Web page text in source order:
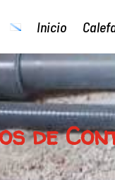
Inicio
Inicio
de